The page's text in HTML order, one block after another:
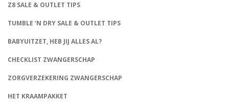
Z8 SALE & OUTLET TIPS
TUMBLE ‘N DRY SALE & OUTLET TIPS
BABYUITZET, HEB JIJ ALLES AL?
CHECKLIST ZWANGERSCHAP
ZORGVERZEKERING ZWANGERSCHAP
HET KRAAMPAKKET